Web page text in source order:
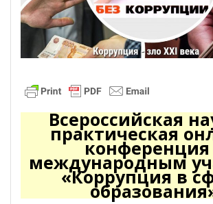
Всероссийская
практическая
конференция
международным
«Коррупция в